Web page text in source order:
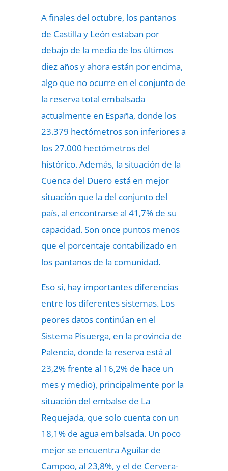
A finales del octubre, los pantanos
de Castilla y León estaban por
debajo de la media de los últimos
diez años y ahora están por encima,
algo que no ocurre en el conjunto de
la reserva total embalsada
actualmente en España, donde los
23.379 hectómetros son inferiores a
los 27.000 hectómetros del
histórico. Además, la situación de la
Cuenca del Duero está en mejor
situación que la del conjunto del
país, al encontrarse al 41,7% de su
capacidad. Son once puntos menos
que el porcentaje contabilizado en
los pantanos de la comunidad.
Eso sí, hay importantes diferencias
entre los diferentes sistemas. Los
peores datos continúan en el
Sistema Pisuerga, en la provincia de
Palencia, donde la reserva está al
23,2% frente al 16,2% de hace un
mes y medio), principalmente por la
situación del embalse de La
Requejada, que solo cuenta con un
18,1% de agua embalsada. Un poco
mejor se encuentra Aguilar de
Campoo, al 23,8%, y el de Cervera-